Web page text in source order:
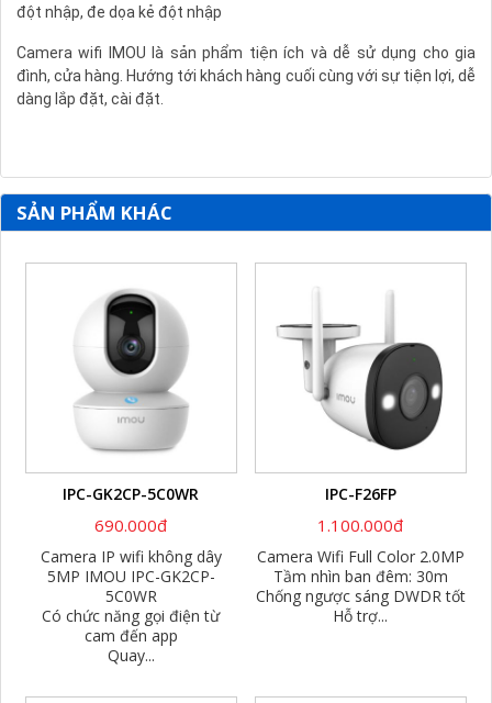
đột nhập, đe dọa kẻ đột nhập
Camera wifi IMOU là sản phẩm tiện ích và dễ sử dụng cho gia
đình, cửa hàng. Hướng tới khách hàng cuối cùng với sự tiện lợi, dễ
dàng lắp đặt, cài đặt.
SẢN PHẨM KHÁC
IPC-GK2CP-5C0WR
690.000đ
Camera IP wifi không dây
5MP IMOU IPC-GK2CP-
5C0WR
Có chức năng gọi điện từ
cam đến app
Quay...
IPC-F26FP
1.100.000đ
Camera Wifi Full Color 2.0MP
Tầm nhìn ban đêm: 30m
Chống ngược sáng DWDR tốt
Hỗ trợ...